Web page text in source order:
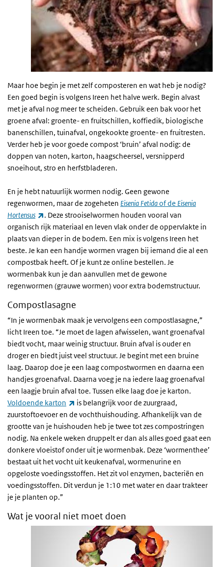
Maar hoe begin je met zelf composteren en wat heb je nodig?
Een goed begin is volgens Ireen het halve werk. Begin alvast
met je afval nog meer te scheiden. Gebruik een bak voor het
groene afval: groente- en fruitschillen, koffiedik, biologische
banenschillen, tuinafval, ongekookte groente- en fruitresten.
Verder heb je voor goede compost ‘bruin’ afval nodig: de
doppen van noten, karton, haagscheersel, versnipperd
snoeihout, stro en herfstbladeren.
En je hebt natuurlijk wormen nodig. Geen gewone
regenwormen, maar de zogeheten Eisenia Fetidaof de Eisenia
Hortensus
(externe link)
. Deze strooiselwormen houden vooral van
organisch rijk materiaal en leven vlak onder de oppervlakte in
plaats van dieper in de bodem. Een mix is volgens Ireen het
beste. Je kan een handje wormen vragen bij iemand die al een
compostbak heeft. Of je kunt ze online bestellen. Je
wormenbak kun je dan aanvullen met de gewone
regenwormen (grauwe wormen) voor extra bodemstructuur.
Compostlasagne
“In je wormenbak maak je vervolgens een compostlasagne,”
licht Ireen toe. “Je moet de lagen afwisselen, want groenafval
biedt vocht, maar weinig structuur. Bruin afval is ouder en
droger en biedt juist veel structuur. Je begint met een bruine
laag. Daarop doe je een laag compostwormen en daarna een
handjes groenafval. Daarna voeg je na iedere laag groenafval
een laagje bruin afval toe. Tussen elke laag doe je karton.
Voldoende karton
(externe link)
is belangrijk voor de zuurgraad,
zuurstoftoevoer en de vochthuishouding. Afhankelijk van de
grootte van je huishouden heb je twee tot zes compostringen
nodig. Na enkele weken druppelt er dan als alles goed gaat een
donkere vloeistof onder uit je wormenbak. Deze ‘wormenthee’
bestaat uit het vocht uit keukenafval, wormenurine en
opgeloste voedingsstoffen. Het zit vol enzymen, bacteriën en
voedingsstoffen. Dit verdun je 1:10 met water en daar trakteer
je je planten op.”
Wat je vooral niet moet doen